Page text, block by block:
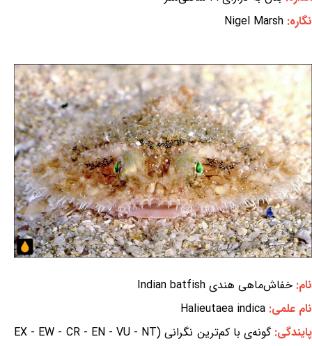
نگاره: Nigel Marsh
نام: خفاش‌ماهی هندی Indian batfish
نام علمی: Halieutaea indica
پایندگی:
گونه‌ی با کم‌ترین نگرانی (EX - EW - CR - EN - VU - NT